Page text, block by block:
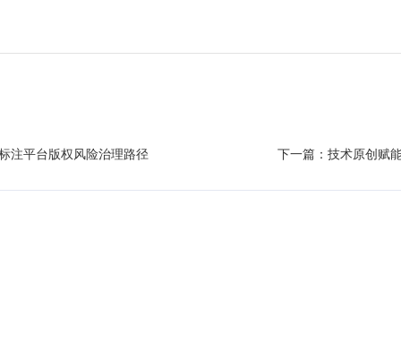
注平台版权风险治理路径 下一篇： 技术原创赋